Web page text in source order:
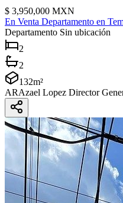
$ 3,950,000 MXN
En Venta Departamento en
Departamento Sin ubicación
2
2
132m²
ARAzael Lopez Director